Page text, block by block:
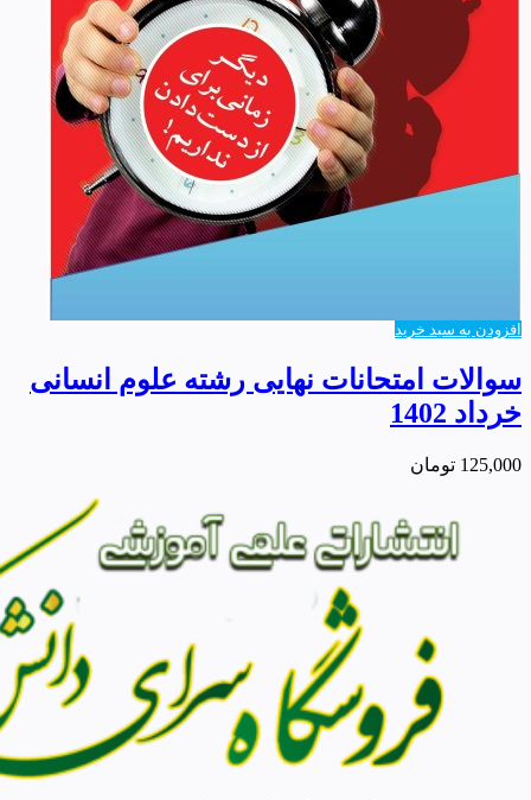
افزودن به سبد خرید
سوالات امتحانات نهایی رشته علوم انسانی
خرداد 1402
125,000 تومان